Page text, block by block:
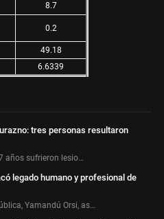
8.7
0.2
49.18
6.6339
tres personas resultaron
años sufrieron lesio…
legado humano y profesional de
Yamandú Orsi, as…